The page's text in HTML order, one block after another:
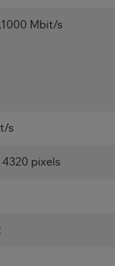
Mbit/s
s
pixels